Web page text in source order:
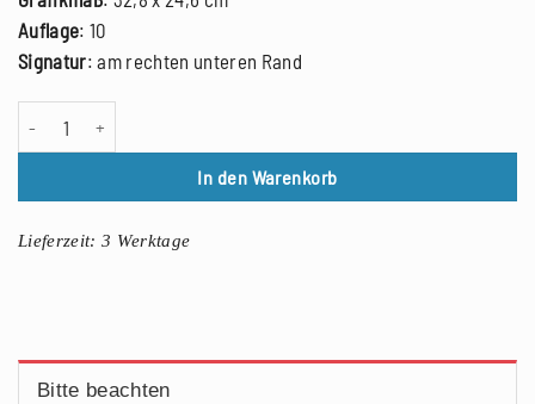
Auflage: 10
Signatur: am rechten unteren Rand
In den Warenkorb
Lieferzeit:3 Werktage
Bitte beachten